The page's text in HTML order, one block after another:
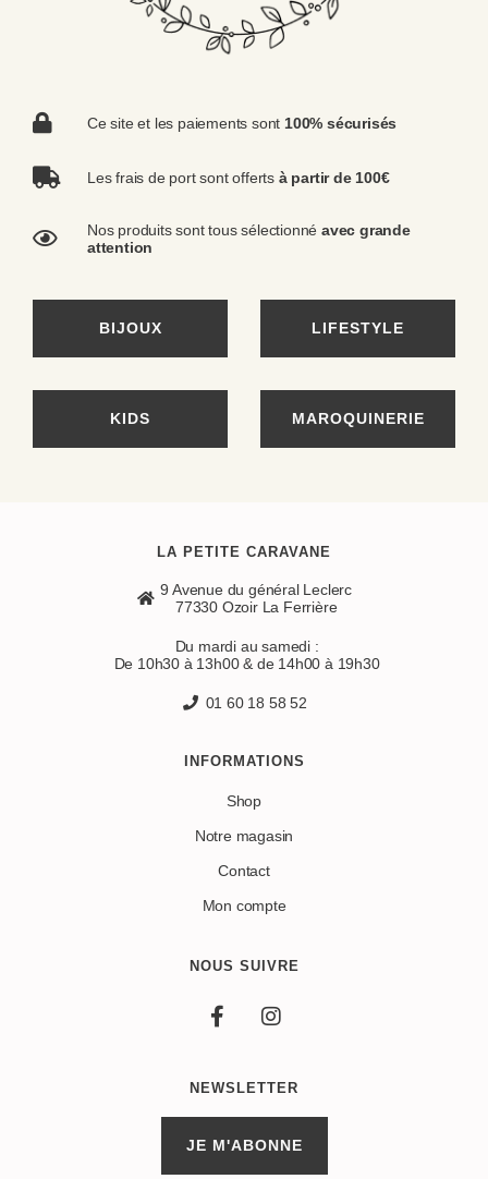
BIJOUX LIFESTYLE
KIDS MAROQUINERIE
Ce site et les paiements sont 100% sécurisés
Les frais de port sont offerts à partir de 100€
Nos produits sont tous sélectionné avec grande
attention
LA PETITE CARAVANE
9 Avenue du général Leclerc
77330 Ozoir La Ferrière
Du mardi au samedi :
De 10h30 à 13h00 & de 14h00 à 19h30
01 60 18 58 52
INFORMATIONS
Shop
Notre magasin
Contact
Mon compte
NOUS SUIVRE
NEWSLETTER
JE M'ABONNE